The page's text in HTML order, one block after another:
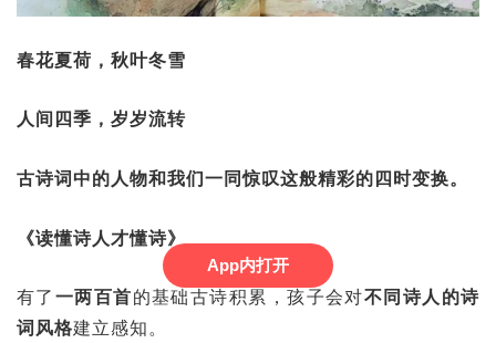
春花夏荷，秋叶冬雪
人间四季，岁岁流转
古诗词中的人物和我们一同惊叹这般精彩的四时变换。
《读懂诗人才懂诗》
有了 一两百首的基础古诗积累，孩子会对不同诗人的诗
词风格建立感知。
App内打开